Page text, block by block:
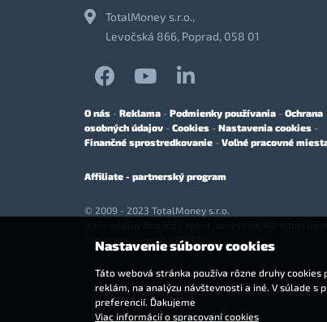
TotalMoney s.r.o.,
Levočská 866, Poprad, 058 01
O nás - Reklama - Podmienky používania - Ochrana
osobných údajov - Cookies - Nastavenia cookies -
Finančné sprostredkovanie - Voľné pracovné
Affiliate - partnerský program
© 2009 - 2023 TotalMoney s.r.o.
Slovenska - reg. č. 127292)
Nastavenie súborov cookies
Táto webová stránka používa rôzne druhy
reklám, na analýzu návštevnosti a iné. V súlade
preferencií. Ďakujeme
Viac informácií o spracovaní cookies